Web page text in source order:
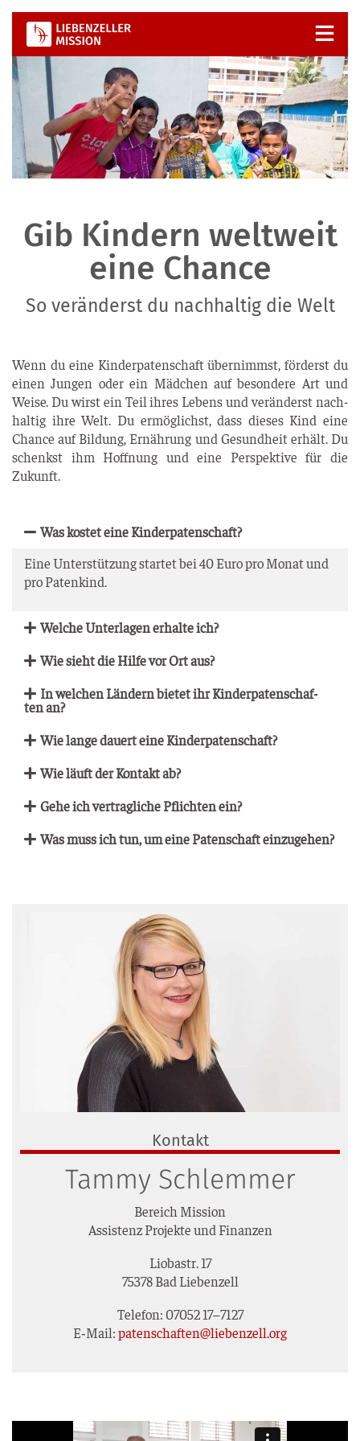
Zum
Inhalt
springen
Gib Kindern weltweit
eine Chance
So veränderst du nachhaltig die Welt
Wenn du eine Kin­der­pa­ten­schaft über­nimmst, för­derst du
einen Jun­gen oder ein Mäd­chen auf beson­de­re Art und
Wei­se. Du wirst ein Teil ihres Lebens und ver­än­derst nach­
hal­tig ihre Welt. Du ermög­lichst, dass die­ses Kind eine
Chan­ce auf Bil­dung, Ernäh­rung und Gesund­heit erhält. Du
schenkst ihm Hoff­nung und eine Per­spek­ti­ve für die
Zukunft.
Was kos­tet eine Kinderpatenschaft?
Eine Unter­stüt­zung star­tet bei 40 Euro pro Monat und
pro Patenkind.
Wel­che Unter­la­gen erhal­te ich?
Wie sieht die Hil­fe vor Ort aus?
In wel­chen Län­dern bie­tet ihr Kin­der­pa­ten­schaf­
ten an?
Wie lan­ge dau­ert eine Kinderpatenschaft?
Wie läuft der Kon­takt ab?
Gehe ich ver­trag­li­che Pflich­ten ein?
Was muss ich tun, um eine Paten­schaft einzugehen?
Kontakt
Tammy Schlemmer
Bereich Mis­si­on
Assis­tenz Pro­jek­te und Finanzen
Lio­bastr. 17
75378 Bad Liebenzell
Tele­fon: 07052 17–7127
E‑Mail:patenschaften@liebenzell.org